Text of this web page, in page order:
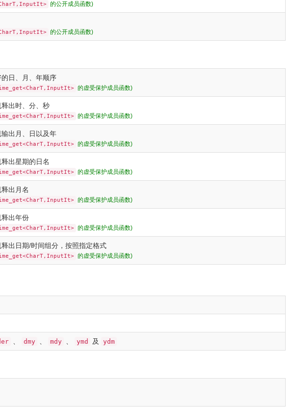
的公开成员函数)
的公开成员函数)
日、月、年顺序
的虚受保护成员函数)
释出时、分、秒
的虚受保护成员函数)
输出月、日以及年
的虚受保护成员函数)
出星期的日名
的虚受保护成员函数)
出月名
的虚受保护成员函数)
释出年份
的虚受保护成员函数)
释出日期/时间组分，按照指定格式
的虚受保护成员函数)
dmy mdy ymd 及 ydm